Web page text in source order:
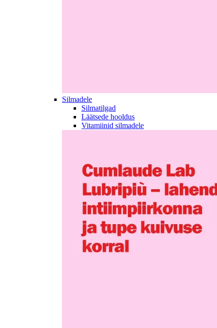
Silmadele
Silmatilgad
Läätsede hooldus
Vitamiinid silmadele